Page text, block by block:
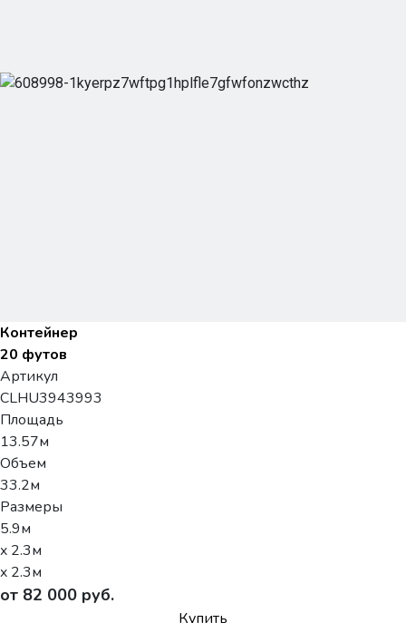
Контейнер
20 футов
Артикул
CLHU3943993
Площадь
13.57м
Объем
33.2м
Размеры
5.9м
x 2.3м
x 2.3м
от 82 000 руб.
Купить